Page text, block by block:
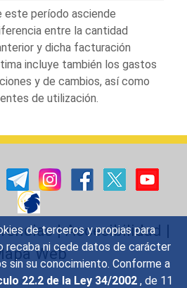
de terceros y propias para
recaba ni cede datos de carácter
sin su conocimiento. Conforme a
22.2 de la Ley 34/2002 , de 11
período asciende
entre la cantidad
y dicha facturación
incluye también los gastos
y de cambios, así como
de utilización.
|Accesibilidad |
Web